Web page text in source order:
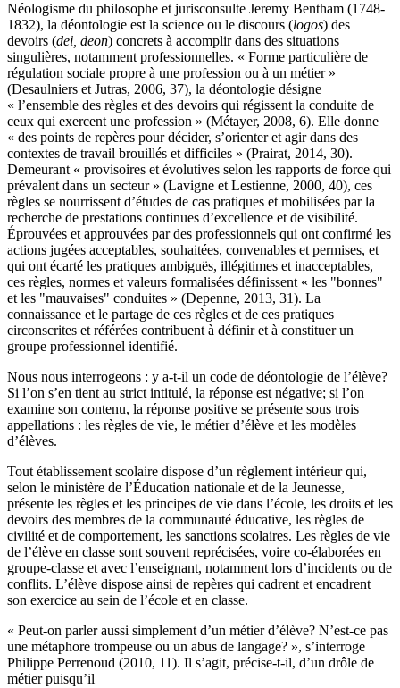
Néologisme du philosophe et jurisconsulte Jeremy Bentham (1748-
1832), la déontologie est la science ou le discours (logos) des
devoirs (dei, deon) concrets à accomplir dans des situations
singulières, notamment professionnelles. « Forme particulière de
régulation sociale propre à une profession ou à un métier »
(Desaulniers et Jutras, 2006, 37), la déontologie désigne
« l’ensemble des règles et des devoirs qui régissent la conduite de
ceux qui exercent une profession » (Métayer, 2008, 6). Elle donne
« des points de repères pour décider, s’orienter et agir dans des
contextes de travail brouillés et difficiles » (Prairat, 2014, 30).
Demeurant « provisoires et évolutives selon les rapports de force qui
prévalent dans un secteur » (Lavigne et Lestienne, 2000, 40), ces
règles se nourrissent d’études de cas pratiques et mobilisées par la
recherche de prestations continues d’excellence et de visibilité.
Éprouvées et approuvées par des professionnels qui ont confirmé les
actions jugées acceptables, souhaitées, convenables et permises, et
qui ont écarté les pratiques ambiguës, illégitimes et inacceptables,
ces règles, normes et valeurs formalisées définissent « les "bonnes"
et les "mauvaises" conduites » (Depenne, 2013, 31). La
connaissance et le partage de ces règles et de ces pratiques
circonscrites et référées contribuent à définir et à constituer un
groupe professionnel identifié.
Nous nous interrogeons : y a-t-il un code de déontologie de l’élève?
Si l’on s’en tient au strict intitulé, la réponse est négative; si l’on
examine son contenu, la réponse positive se présente sous trois
appellations : les règles de vie, le métier d’élève et les modèles
d’élèves.
Tout établissement scolaire dispose d’un règlement intérieur qui,
selon le ministère de l’Éducation nationale et de la Jeunesse,
présente les règles et les principes de vie dans l’école, les droits et les
devoirs des membres de la communauté éducative, les règles de
civilité et de comportement, les sanctions scolaires. Les règles de vie
de l’élève en classe sont souvent reprécisées, voire co-élaborées en
groupe-classe et avec l’enseignant, notamment lors d’incidents ou de
conflits. L’élève dispose ainsi de repères qui cadrent et encadrent
son exercice au sein de l’école et en classe.
« Peut-on parler aussi simplement d’un métier d’élève? N’est-ce pas
une métaphore trompeuse ou un abus de langage? », s’interroge
Philippe Perrenoud (2010, 11). Il s’agit, précise-t-il, d’un drôle de
métier puisqu’il